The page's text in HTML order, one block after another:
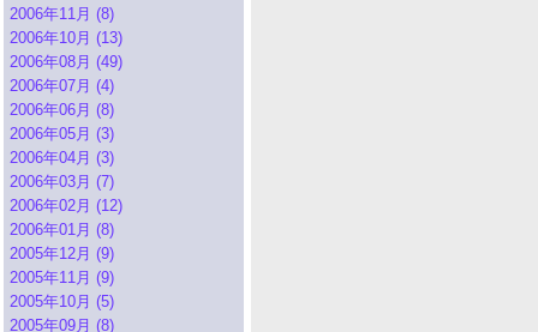
2006年11月 (8)
2006年10月 (13)
2006年08月 (49)
2006年07月 (4)
2006年06月 (8)
2006年05月 (3)
2006年04月 (3)
2006年03月 (7)
2006年02月 (12)
2006年01月 (8)
2005年12月 (9)
2005年11月 (9)
2005年10月 (5)
2005年09月 (8)